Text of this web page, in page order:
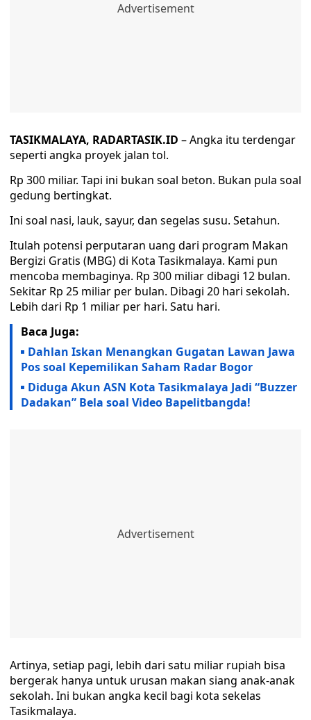
TASIKMALAYA, RADARTASIK.ID – Angka itu terdengar
seperti angka proyek jalan tol.
Rp 300 miliar. Tapi ini bukan soal beton. Bukan pula soal
gedung bertingkat.
Ini soal nasi, lauk, sayur, dan segelas susu. Setahun.
Itulah potensi perputaran uang dari program Makan
Bergizi Gratis (MBG) di Kota Tasikmalaya. Kami pun
mencoba membaginya. Rp 300 miliar dibagi 12 bulan.
Sekitar Rp 25 miliar per bulan. Dibagi 20 hari sekolah.
Lebih dari Rp 1 miliar per hari. Satu hari.
Baca Juga:
Dahlan Iskan Menangkan Gugatan Lawan Jawa
Pos soal Kepemilikan Saham Radar Bogor
Diduga Akun ASN Kota Tasikmalaya Jadi “Buzzer
Dadakan” Bela soal Video Bapelitbangda!
Artinya, setiap pagi, lebih dari satu miliar rupiah bisa
bergerak hanya untuk urusan makan siang anak-anak
sekolah. Ini bukan angka kecil bagi kota sekelas
Tasikmalaya.